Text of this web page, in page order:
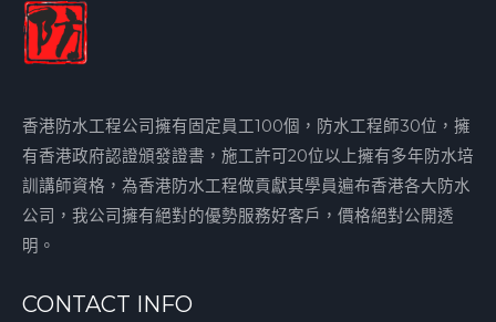
香港防水工程公司擁有固定員工100個，防水工程師30位，擁
有香港政府認證頒發證書，施工許可20位以上擁有多年防水培
訓講師資格，為香港防水工程做貢獻其學員遍布香港各大防水
公司，我公司擁有絕對的優勢服務好客戶，價格絕對公開透
明。
CONTACT INFO